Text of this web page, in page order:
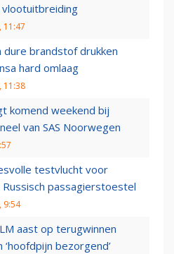
11:47
dure brandstof drukken
hard omlaag
11:38
komend weekend bij
van SAS Noorwegen
testvlucht voor
passagierstoestel
9:54
aast op terugwinnen
bezorgend’